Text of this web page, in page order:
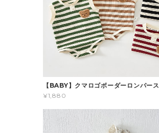
【BABY】クマロゴボーダーロンパース
¥1,880